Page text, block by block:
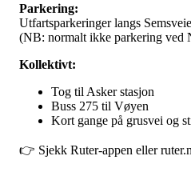
Parkering:
Utfartsparkeringer langs
(NB: normalt ikke parkering ved
Kollektivt:
Tog til Asker stasjon
Buss 275 til Vøyen
Kort gange på grusvei og
👉 Sjekk Ruter-appen eller